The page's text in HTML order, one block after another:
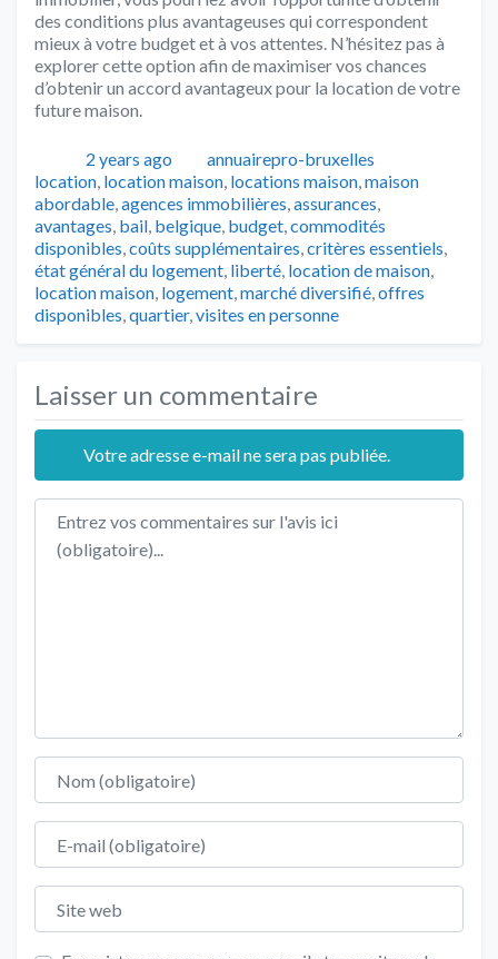
des conditions plus avantageuses qui correspondent
mieux à votre budget et à vos attentes. N’hésitez pas à
explorer cette option afin de maximiser vos chances
d’obtenir un accord avantageux pour la location de votre
future maison.
Publié2 years ago Auteur
annuairepro-bruxelles
location, location maison, locations maison,maison
abordable,agences immobilières,assurances,
avantages, bail, belgique, budget,commodités
disponibles,coûts supplémentaires,critères essentiels,
état général du logement, liberté, location de maison,
location maison, logement,marché diversifié,offres
disponibles,quartier,visites en personne
Laisser un commentaire
Votre adresse e-mail ne sera pas publiée.
Texte de l'avis
Nom
E-mail
Site web